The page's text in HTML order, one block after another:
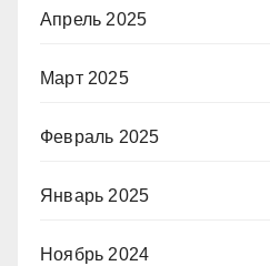
Апрель 2025
Март 2025
Февраль 2025
Январь 2025
Ноябрь 2024